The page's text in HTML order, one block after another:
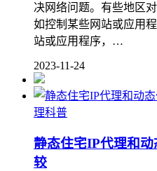
决网络问题。有些地区
如控制某些网站或应用
站或应用程序，…
2023-11-24
理科普
静态住宅IP代理和
较